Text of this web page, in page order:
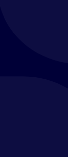
kan ikke